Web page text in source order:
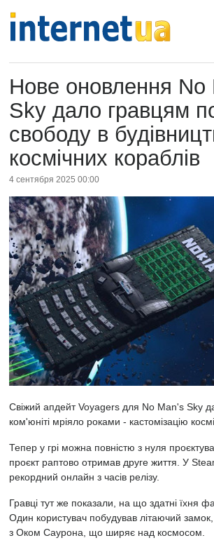
Нове оновлення No
Sky дало гравцям
свободу в
космічних кораблів
4 сентября 2025 00:00
Свіжий апдейт Voyagers для No Man's Sky
ком'юніті мріяло роками - кастомізацію
Тепер у грі можна повністю з нуля
проєкт раптово отримав друге життя. У
рекордний онлайн з часів релізу.
Гравці тут же показали, на що здатні їхня
Один користувач побудував літаючий
з Оком Саурона, що ширяє над космосом.